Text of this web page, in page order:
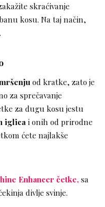
skraćivanje
kosu. Na taj način,
od kratke, zato je
za sprečavanje
za dugu kosu jestu
iglica i onih od prirodne
ćete najlakše
Enhancer četke,sa
divlje svinje.